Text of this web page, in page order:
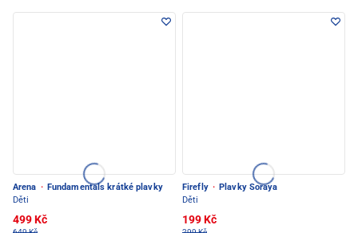
Arena · Fundamentals krátké plavky
Děti
499 Kč
Firefly · Plavky Soraya
Děti
199 Kč